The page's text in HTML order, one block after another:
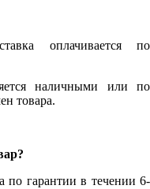
оплачивается по
наличными или по
товара.
гарантии в течении 6-